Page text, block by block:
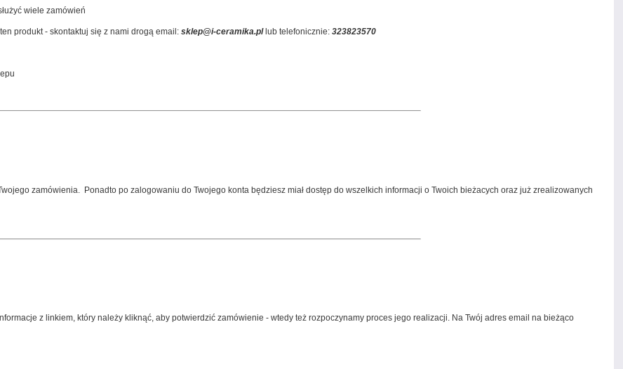
wiele zamówień
produkt - skontaktuj się z nami drogą email:sklep@i-ceramika.pllub telefonicznie:323823570
zamówienia. Ponadto po zalogowaniu do Twojego konta będziesz miał dostęp do wszelkich informacji o Twoich bieżacych oraz już zrealizowanych
z linkiem, który należy kliknąć, aby potwierdzić zamówienie - wtedy też rozpoczynamy proces jego realizacji. Na Twój adres email na bieżąco